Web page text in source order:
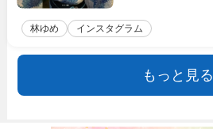
林ゆめ インスタグラム
もっと見る